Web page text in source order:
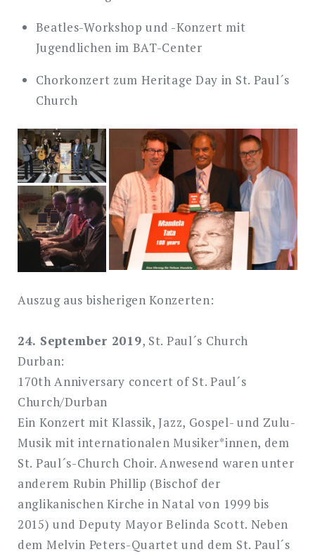
Beatles-Workshop und -Konzert mit
Jugendlichen im BAT-Center
Chorkonzert zum Heritage Day in St. Paul´s
Church
Auszug aus bisherigen Konzerten:
24. September 2019, St. Paul´s Church
Durban:
170th Anniversary concert of St. Paul´s
Church/Durban
Ein Konzert mit Klassik, Jazz, Gospel- und Zulu-
Musik mit internationalen Musiker*innen, dem
St. Paul´s-Church Choir. Anwesend waren unter
anderem Rubin Phillip (Bischof der
anglikanischen Kirche in Natal von 1999 bis
2015) und Deputy Mayor Belinda Scott. Neben
dem Melvin Peters-Quartet und dem St. Paul´s